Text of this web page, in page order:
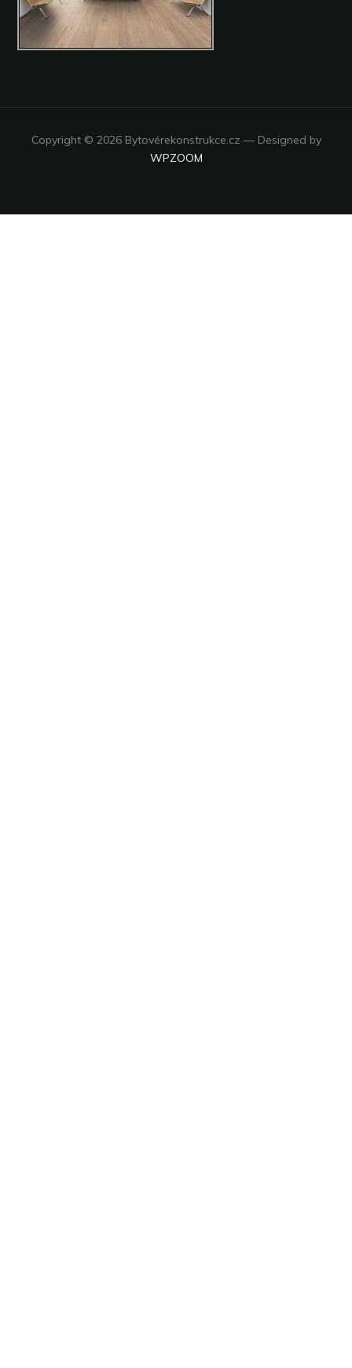
Copyright © 2026 Bytovérekonstrukce.cz — Designed by
WPZOOM